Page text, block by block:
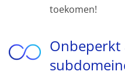
toekomen!
Onbeperkt